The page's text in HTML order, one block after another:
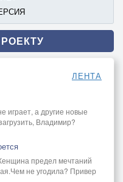
ЛЕНТА
играет, а другие новые
Владимир?
предел мечтаний
не угодила? Привер